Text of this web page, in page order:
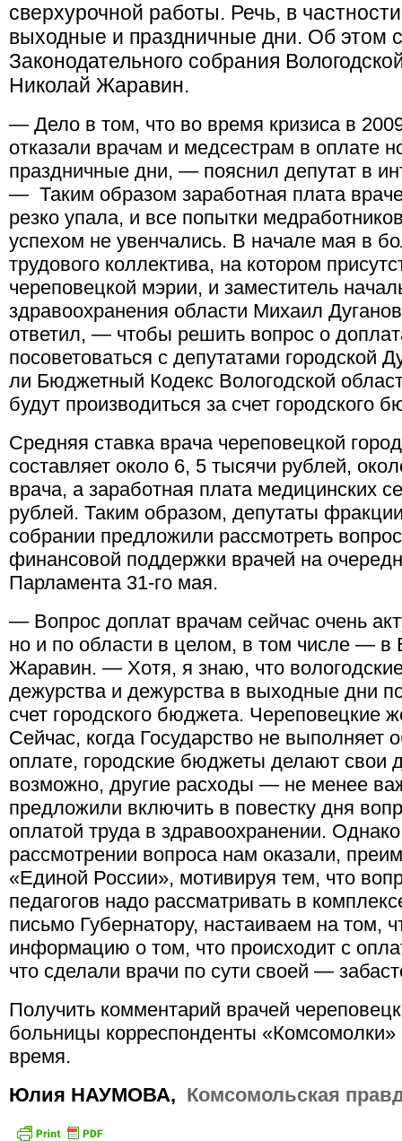
сверхурочной работы. Речь, в
выходные и праздничные дни. Об этом
Законодательного собрания
Николай Жаравин.
— Дело в том, что во время кризиса в
отказали врачам и медсестрам в оплате
праздничные дни, — пояснил депутат в
— Таким образом заработная плата
резко упала, и все попытки
успехом не увенчались. В начале мая в
трудового коллектива, на котором
череповецкой мэрии, и заместитель
здравоохранения области Михаил
ответил, — чтобы решить вопрос о
посоветоваться с депутатами городской
ли Бюджетный Кодекс Вологодской
будут производиться за счет городского
Средняя ставка врача череповецкой
составляет около 6, 5 тысячи рублей,
врача, а заработная плата медицинских
рублей. Таким образом, депутаты
собрании предложили рассмотреть
финансовой поддержки врачей на
Парламента 31-го мая.
— Вопрос доплат врачам сейчас очень
но и по области в целом, в том числе — в
Жаравин. — Хотя, я знаю, что
дежурства и дежурства в выходные дни
счет городского бюджета. Череповецкие
Сейчас, когда Государство не выполняет
оплате, городские бюджеты делают свои
возможно, другие расходы — не менее
предложили включить в повестку дня
оплатой труда в здравоохранении.
рассмотрении вопроса нам оказали,
«Единой России», мотивируя тем, что
педагогов надо рассматривать в
письмо Губернатору, настаиваем на том,
информацию о том, что происходит с
что сделали врачи по сути своей —
Получить комментарий врачей
больницы корреспонденты
время.
Юлия НАУМОВА, Комсомольская